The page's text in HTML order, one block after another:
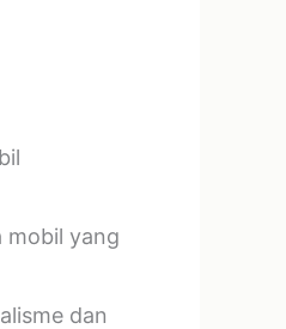
mobil yang
dan